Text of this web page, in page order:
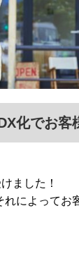
化でお
ました！
れによってお